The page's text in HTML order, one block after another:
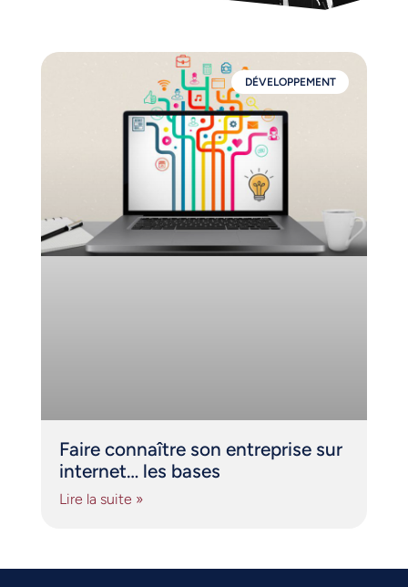
DÉVELOPPEMENT
Faire connaître son entreprise sur
internet… les bases
Lire la suite »